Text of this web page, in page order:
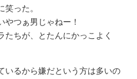
った。
つぁ男じゃねー！
ちが、とたんにかっこよく
るから嫌だという方は多いの